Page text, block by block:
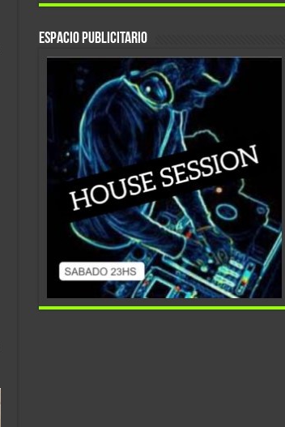
Espacio Publicitario